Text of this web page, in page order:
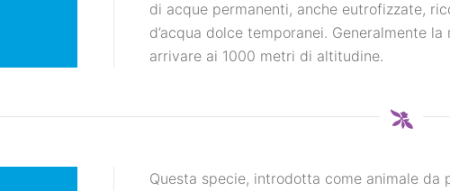
di acque permanenti, anche eutrofizzate,
d’acqua dolce temporanei. Generalmente
arrivare ai 1000 metri di altitudine.
Questa specie, introdotta come animale da